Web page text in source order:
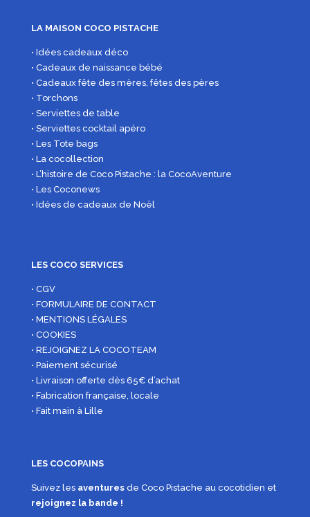
LA MAISON COCO PISTACHE
• Idées cadeaux déco
• Cadeaux de naissance bébé
• Cadeaux fête des mères, fêtes des pères
• Torchons
• Serviettes de table
• Serviettes cocktail apéro
• Les Tote bags
• La cocollection
• L’histoire de Coco Pistache : la CocoAventure
• Les Coconews
• Idées de cadeaux de Noël
LES COCO SERVICES
• CGV
• FORMULAIRE DE CONTACT
• MENTIONS LÉGALES
• COOKIES
• REJOIGNEZ LA COCOTEAM
• Paiement sécurisé
• Livraison offerte dès 65€ d’achat
• Fabrication française, locale
• Fait main à Lille
LES COCOPAINS
Suivez les aventuresde Coco Pistache au cocotidien et
rejoignez la bande !